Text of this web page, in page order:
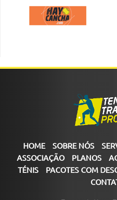
HOME SOBRE NÓS
ASSOCIAÇÃO
PLANOS
TÉNIS
PACOTES COM